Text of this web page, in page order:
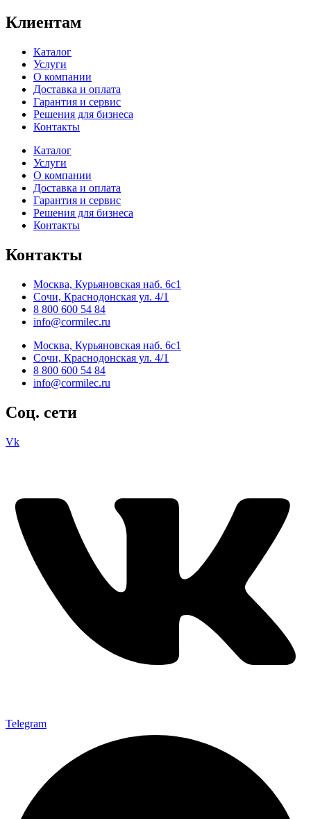
Клиентам
Каталог
Услуги
О компании
Доставка и оплата
Гарантия и сервис
Решения для бизнеса
Контакты
Каталог
Услуги
О компании
Доставка и оплата
Гарантия и сервис
Решения для бизнеса
Контакты
Контакты
Москва, Курьяновская наб. 6с1
Сочи, Краснодонская ул. 4/1
8 800 600 54 84
info@cormilec.ru
Москва, Курьяновская наб. 6с1
Сочи, Краснодонская ул. 4/1
8 800 600 54 84
info@cormilec.ru
Соц. сети
Vk
Telegram